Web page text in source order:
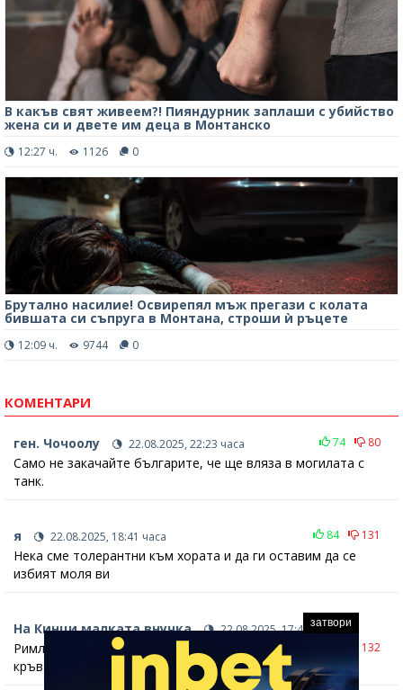
В какъв свят живеем?! Пияндурник заплаши с убийство
жена си и двете им деца в Монтанско
12:27 ч. 1126 0
Брутално насилие! Освирепял мъж прегази с колата
бившата си съпруга в Монтана, строши ѝ ръцете
12:09 ч. 9744 0
КОМЕНТАРИ
ген. Чочоолу 22.08.2025, 22:23 часа 74 80
Само не закачайте българите, че ще вляза в могилата с
танк.
я 22.08.2025, 18:41 часа 84 131
Нека сме толерантни към хората и да ги оставим да се
избият моля ви
На Кинци малката внучка
22.08.2025, 17:45 часа
132
Римлянки, па миглите окъпани в сперма, не в
кръв.
затвори